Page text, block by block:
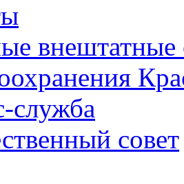
внештатные
служба
совет